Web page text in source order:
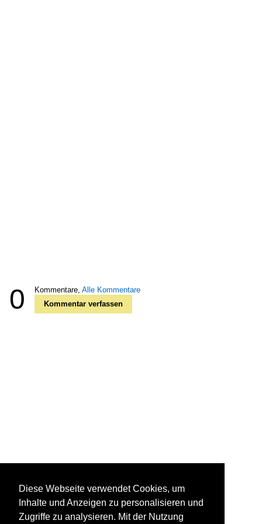
0 Kommentare, Alle Kommentare
Kommentar verfassen
Diese Webseite verwendet Cookies, um
Inhalte und Anzeigen zu personalisieren und
Zugriffe zu analysieren. Mit der Nutzung